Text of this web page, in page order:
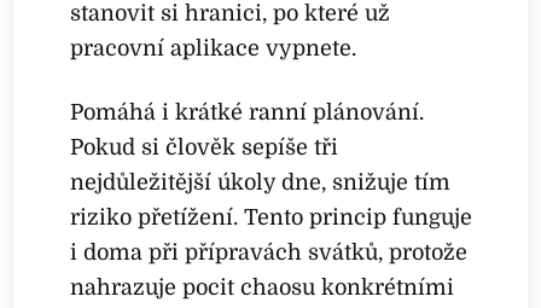
stanovit si hranici, po které už
pracovní aplikace vypnete.
Pomáhá i krátké ranní plánování.
Pokud si člověk sepíše tři
nejdůležitější úkoly dne, snižuje tím
riziko přetížení. Tento princip funguje
i doma při přípravách svátků, protože
nahrazuje pocit chaosu konkrétními